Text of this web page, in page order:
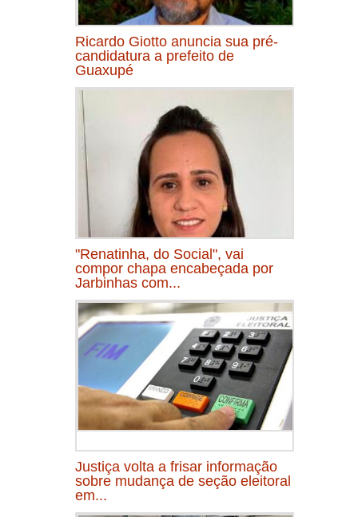
Ricardo Giotto anuncia sua pré-
candidatura a prefeito de
Guaxupé
"Renatinha, do Social", vai
compor chapa encabeçada por
Jarbinhas com...
Justiça volta a frisar informação
sobre mudança de seção eleitoral
em...